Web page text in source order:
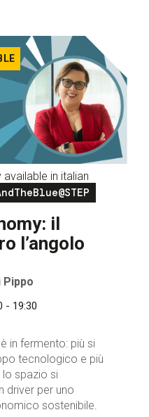
in italian
il
l’angolo
Pippo
- 19:30
in fermento: più si
tecnologico e più
spazio si
driver per uno
sostenibile.